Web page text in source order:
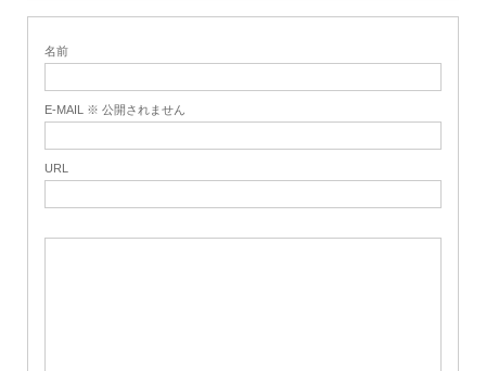
名前
E-MAIL ※ 公開されません
URL